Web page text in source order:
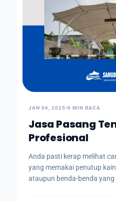
JAN 06, 2025 6 MIN BACA
Jasa Pasang
Profesional
Anda pasti kerap melihat
yang memakai penutup
ataupun benda-benda yang